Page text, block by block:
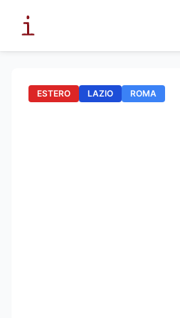
ESTERO LAZIO ROMA